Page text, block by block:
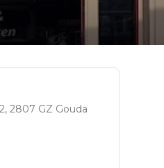
, 2807 GZ Gouda